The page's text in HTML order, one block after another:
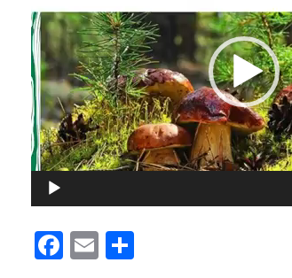
Facebook
EmailПоділитися